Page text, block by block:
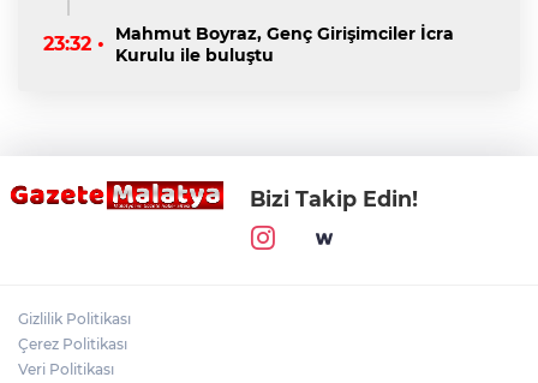
23:32 •
Mahmut Boyraz, Genç Girişimciler İcra
Kurulu ile buluştu
Bizi Takip Edin!
Gizlilik Politikası
Çerez Politikası
Veri Politikası